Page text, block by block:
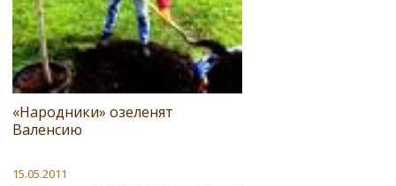
«Народники» озеленят
Валенсию
15.05.2011